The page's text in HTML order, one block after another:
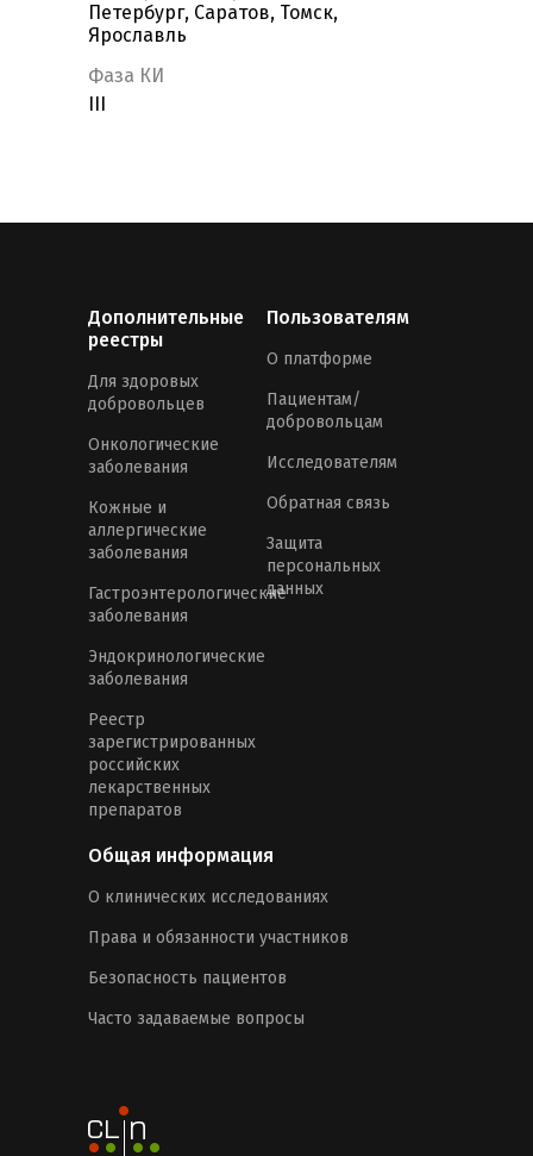
Петербург, Саратов, Томск,
Ярославль
Фаза КИ
Дополнительные
реестры
Для здоровых
добровольцев
Онкологические
заболевания
Кожные и
аллергические
заболевания
Гастроэнтерологические
заболевания
Эндокринологические
заболевания
Реестр
зарегистрированных
российских
лекарственных
препаратов
Пользователям
О платформе
Пациентам/
добровольцам
Исследователям
Обратная связь
Защита
персональных
данных
Общая информация
О клинических исследованиях
Права и обязанности участников
Безопасность пациентов
Часто задаваемые вопросы